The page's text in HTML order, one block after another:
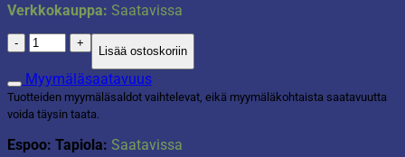
Verkkokauppa: Saatavissa
Istuintyyny
42x42cm
vihreä
määrä
Lisää ostoskoriin
Myymäläsaatavuus
Tuotteiden myymäläsaldot vaihtelevat, eikä myymäläkohtaista saatavuutta
voida täysin taata.
Espoo: Tapiola: Saatavissa